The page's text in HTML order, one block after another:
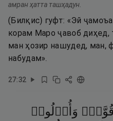
амран ҳатта ташҳадун.
(Билқис) гуфт: «Эй
корам Маро ҷавоб
ман ҳозир нашудед, ман,
набудам».
27:32
قُوَّةٍۢ وَأُو۟لُوا۟